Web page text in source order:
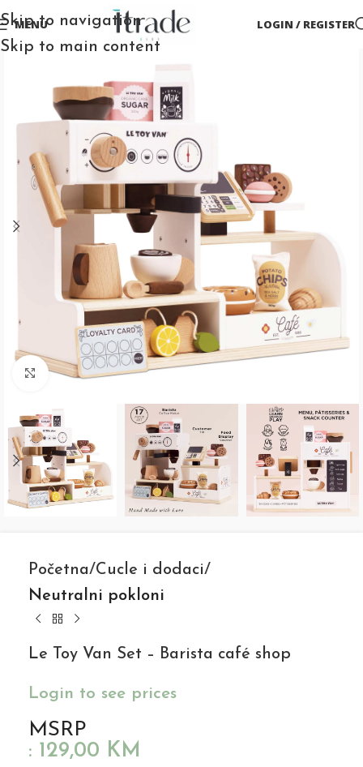
Skip to navigation
Skip to main content
MENU LOGIN / REGISTER
Click to enlarge
Početna Cucle i dodaci
Neutralni pokloni
Le Toy Van Set – Barista café shop
Login to see prices
MSRP
: 129,00 KM